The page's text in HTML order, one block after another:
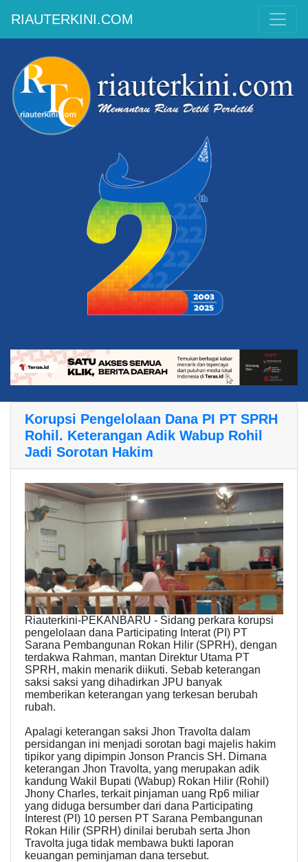
RIAUTERKINI.COM
Korupsi Pengelolaan Dana PI PT SPRH
Rohil. Keterangan Adik Wabup Rohil
Jadi Sorotan Hakim
Riauterkini-PEKANBARU - Sidang perkara korupsi
pengelolaan dana Participating Interat (PI) PT
Sarana Pembangunan Rokan Hilir (SPRH), dengan
terdakwa Rahman, mantan Direktur Utama PT
SPRH, makin menarik diikuti. Sebab keterangan
saksi saksi yang dihadirkan JPU banyak
memberikan keterangan yang terkesan berubah
rubah.
Apalagi keterangan saksi Jhon Travolta dalam
persidangan ini menjadi sorotan bagi majelis hakim
tipikor yang dipimpin Jonson Prancis SH. Dimana
keterangan Jhon Travolta, yang merupakan adik
kandung Wakil Bupati (Wabup) Rokan Hilir (Rohil)
Jhony Charles, terkait pinjaman uang Rp6 miliar
yang diduga bersumber dari dana Participating
Interest (PI) 10 persen PT Sarana Pembangunan
Rokan Hilir (SPRH) dinilai berubah serta Jhon
Travolta juga tidak membawa bukti laporan
keuangan peminjaman dana tersebut.